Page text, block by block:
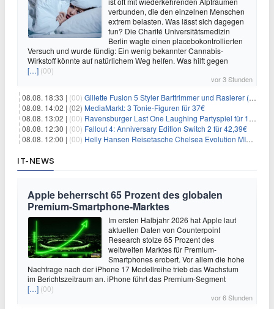
verbunden, die den einzelnen Menschen
extrem belasten. Was lässt sich dagegen
tun? Die Charité Universitätsmedizin
Berlin wagte einen placebokontrollierten
Versuch und wurde fündig: Ein wenig bekannter Cannabis-
Wirkstoff könnte auf natürlichem Weg helfen. Was hilft gegen
[…] (00)
vor 3 Stunden
08.08. 18:33 | (00) Gillette Fusion 5 Styler Barttrimmer und Rasierer (All in One) für 16€
08.08. 14:02 | (02) MediaMarkt: 3 Tonie-Figuren für 37€
08.08. 13:02 | (00) Ravensburger Last One Laughing Partyspiel für 14,04€
08.08. 12:30 | (00) Fallout 4: Anniversary Edition Switch 2 für 42,39€
08.08. 12:00 | (00) Helly Hansen Reisetasche Chelsea Evolution MID 54L für 29,99€
IT-NEWS
Apple beherrscht 65 Prozent des globalen
Premium-Smartphone-Marktes
Im ersten Halbjahr 2026 hat Apple laut
aktuellen Daten von Counterpoint
Research stolze 65 Prozent des
weltweiten Marktes für Premium-
Smartphones erobert. Vor allem die hohe
Nachfrage nach der iPhone 17 Modellreihe trieb das Wachstum
im Berichtszeitraum an. iPhone führt das Premium-Segment
[…] (00)
vor 6 Stunden